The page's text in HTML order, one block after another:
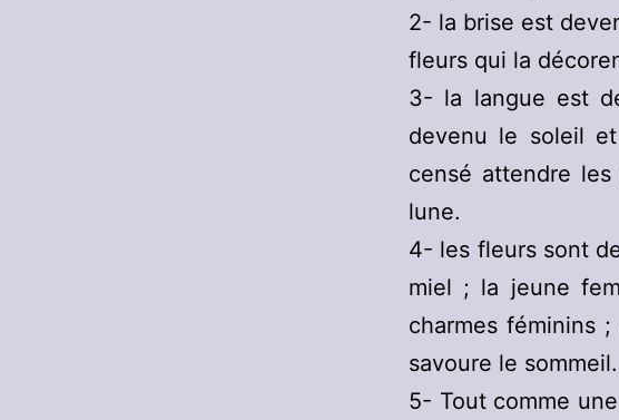
2- la brise est
fleurs qui la
3- la langue est
devenu le soleil
censé attendre
lune.
4- les fleurs sont
miel ; la jeune
charmes féminins
savoure le sommeil.
5- Tout comme